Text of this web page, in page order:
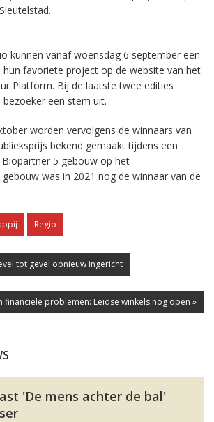
kunnen vanaf woensdag 6 september een
favoriete project op de website van het
Platform. Bij de laatste twee edities
een stem uit.
worden vervolgens de winnaars van
bekend gemaakt tijdens een
5 gebouw op het
gebouw was in 2021 nog de winnaar van de
Regio
tot gevel opnieuw ingericht
financiële problemen: Leidse winkels nog open »
'De mens achter de bal'